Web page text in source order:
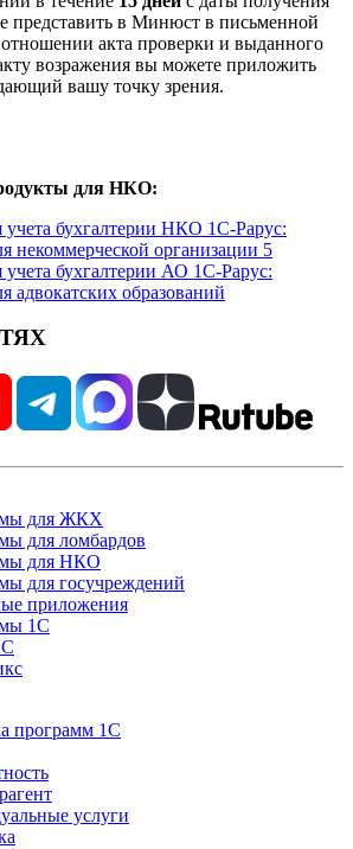
представить в Минюст в письменной
акта проверки и выданного
возражения вы можете приложить
вашу точку зрения.
для НКО:
учета бухгалтерии НКО 1С-Рарус:
некоммерческой организации 5
бухгалтерии АО 1С-Рарус:
адвокатских образований
для ЖКХ
для ломбардов
для НКО
для госучреждений
приложения
1С
программ 1С
услуги